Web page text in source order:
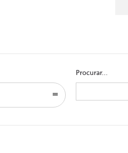
Procurar...
Search